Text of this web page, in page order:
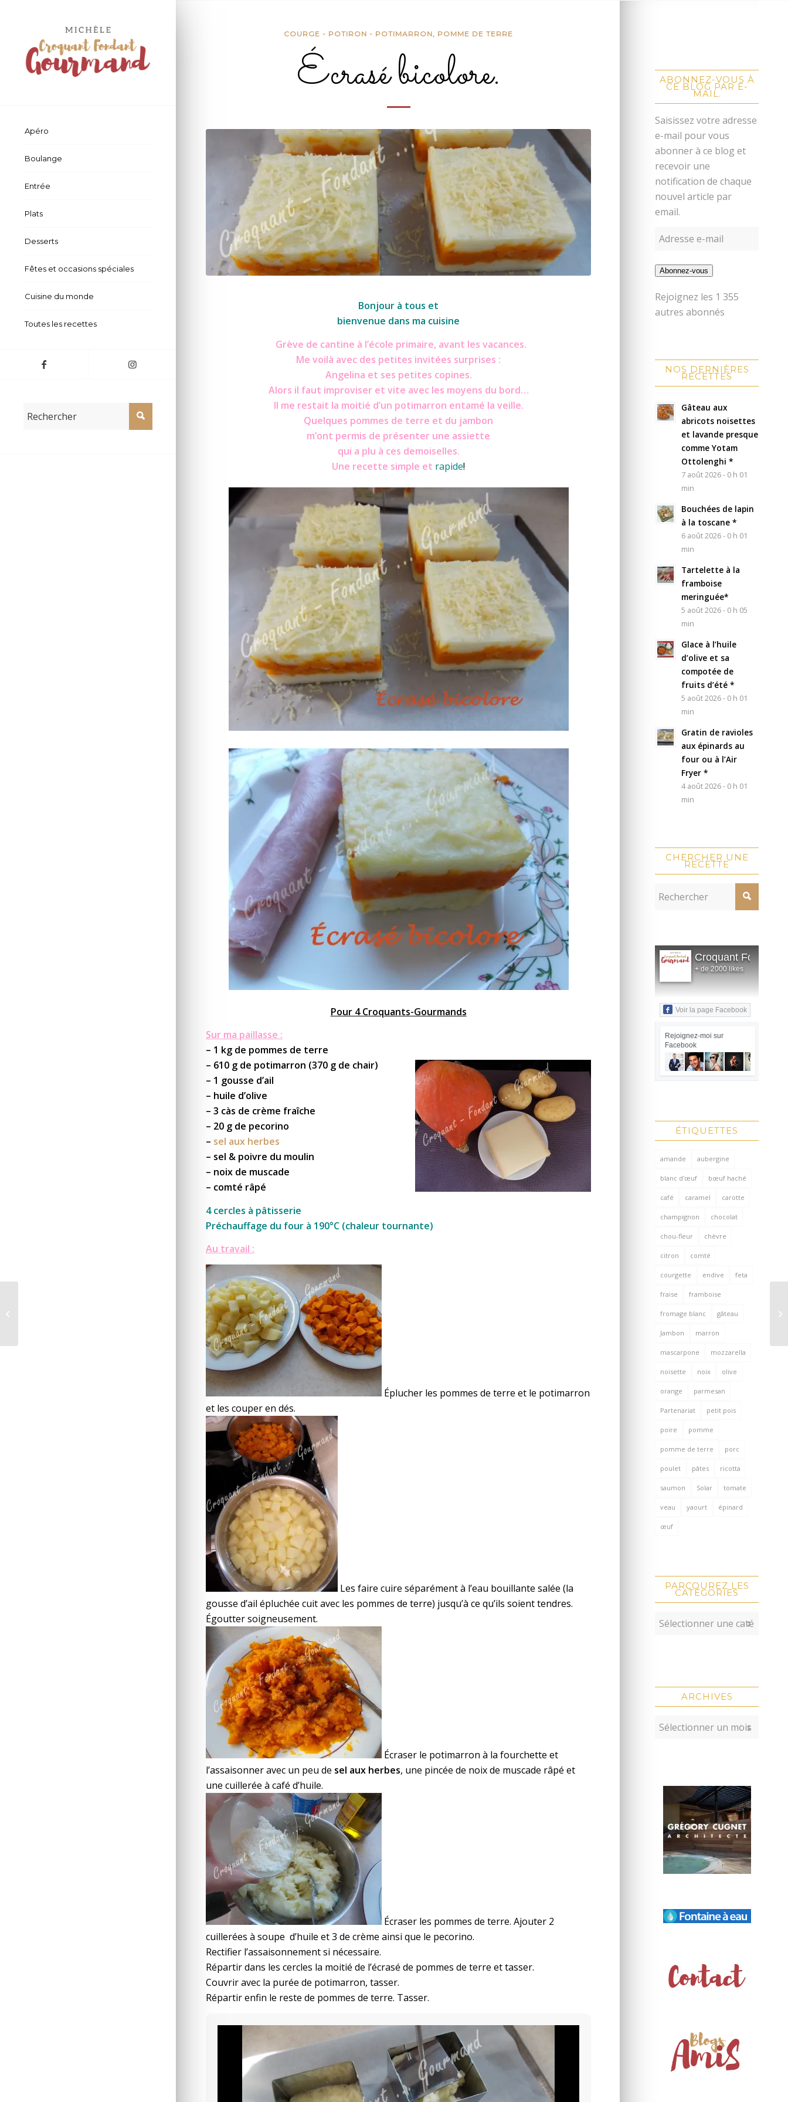
Apéro
Boulange
Entrée
Plats
Desserts
Fêtes et occasions spéciales
Cuisine du monde
Toutes les recettes
COURGE - POTIRON - POTIMARRON, POMME DE TERRE
Écrasé bicolore.
Bonjour à tous et
bienvenue dans ma cuisine
Grève de cantine à l’école primaire, avant les vacances.
Me voilà avec des petites invitées surprises :
Angelina et ses petites copines.
Alors il faut improviser et vite avec les moyens du bord…
Il me restait la moitié d’un potimarron entamé la veille.
Quelques pommes de terre et du jambon
m’ont permis de présenter une assiette
qui a plu à ces demoiselles.
Une recette simple et rapide!
Pour 4 Croquants-Gourmands
Sur ma paillasse :
– 1 kg de pommes de terre
– 610 g de potimarron (370 g de chair)
– 1 gousse d’ail
– huile d’olive
– 3 càs de crème fraîche
– 20 g de pecorino
– sel aux herbes
– sel & poivre du moulin
– noix de muscade
– comté râpé
4 cercles à pâtisserie
Préchauffage du four à 190°C (chaleur tournante)
Au travail :
Éplucher les pommes de terre et le potimarron
et les couper en dés.
Les faire cuire séparément à l’eau bouillante salée (la
gousse d’ail épluchée cuit avec les pommes de terre) jusqu’à ce qu’ils soient tendres.
Égoutter soigneusement.
Écraser le potimarron à la fourchette et
l’assaisonner avec un peu de sel aux herbes, une pincée de noix de muscade râpé et
une cuillerée à café d’huile.
Écraser les pommes de terre. Ajouter 2
cuillerées à soupe d’huile et 3 de crème ainsi que le pecorino.
Rectifier l’assaisonnement si nécessaire.
Répartir dans les cercles la moitié de l’écrasé de pommes de terre et tasser.
Couvrir avec la purée de potimarron, tasser.
Répartir enfin le reste de pommes de terre. Tasser.
ABONNEZ-VOUS À
CE BLOG PAR E-
MAIL.
Saisissez votre adresse
e-mail pour vous
abonner à ce blog et
recevoir une
notification de chaque
nouvel article par
email.
Abonnez-vous
Rejoignez les 1 355
autres abonnés
NOS DERNIÈRES
RECETTES
Gâteau aux
abricots noisettes
et lavande presque
comme Yotam
Ottolenghi *
7 août 2026 - 0 h 01
min
Bouchées de lapin
à la toscane *
6 août 2026 - 0 h 01
min
Tartelette à la
framboise
meringuée*
5 août 2026 - 0 h 05
min
Glace à l’huile
d’olive et sa
compotée de
fruits d’été *
5 août 2026 - 0 h 01
min
Gratin de ravioles
aux épinards au
four ou à l’Air
Fryer *
4 août 2026 - 0 h 01
min
CHERCHER UNE
RECETTE
Croquant Fondant
+ de 2000 likes
Voir la page Facebook
Rejoignez-moi sur
Facebook
ÉTIQUETTES
amande aubergine
blanc d'œuf bœuf haché
café caramel carotte
champignon chocolat
chou-fleur chèvre
citron comté
courgette endive feta
fraise framboise
fromage blanc gâteau
Jambon marron
mascarpone mozzarella
noisette noix olive
orange parmesan
Partenariat petit pois
poire pomme
pomme de terre porc
poulet pâtes ricotta
saumon Solar tomate
veau yaourt épinard
œuf
PARCOUREZ LES
CATÉGORIES
ARCHIVES